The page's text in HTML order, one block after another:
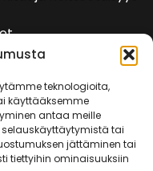
teknologioita,
käyttääksemme
antaa meille
tai
jättäminen tai
tiettyihin ominaisuuksiin